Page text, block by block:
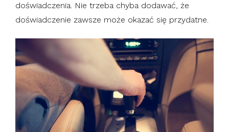
doświadczenia. Nie trzeba chyba dodawać, że
doświadczenie zawsze może okazać się przydatne.